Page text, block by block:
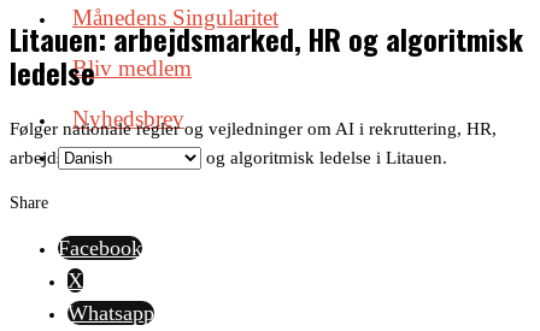
Månedens Singularitet
Bliv medlem
Nyhedsbrev
Litauen: arbejdsmarked, HR og algoritmisk
ledelse
Følger nationale regler og vejledninger om AI i rekruttering, HR,
arbejdspladsmonitorering og algoritmisk ledelse i Litauen.
Share
Facebook
X
Whatsapp